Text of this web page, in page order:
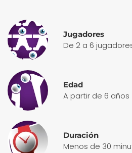
Jugadores
De 2 a 6
Edad
A partir de 6 años
Duración
Menos de 30